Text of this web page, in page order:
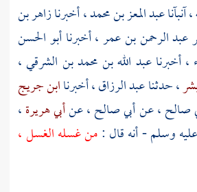
، آنبآناعبد المعز بن محمد، أخبرنازاهر بن
عبد الرحمن بن عمر، أخبرناأبو الحسن
، أخبرناعبد الله بن محمد بن الشرقي،
، حدثناعبد الرزاق، أخبرناابن جريج
صالح، عنأبي صالح، عنأبي هريرة،
وسلم - أنه قال :من غسله الغسل ،